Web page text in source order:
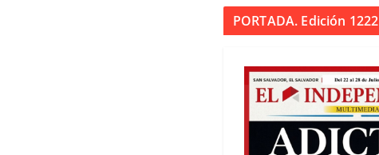
PORTADA. Edición 1222